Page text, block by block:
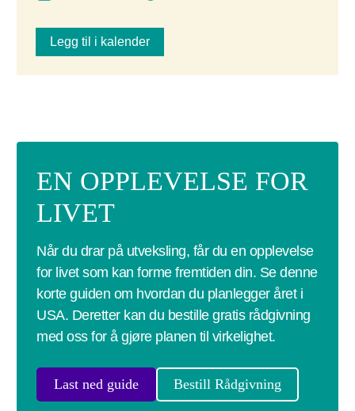
Legg til i kalender
EN OPPLEVELSE FOR
LIVET
Når du drar på utveksling, får du en opplevelse
for livet som kan forme fremtiden din. Se denne
korte guiden om hvordan du planlegger året i
USA. Deretter kan du bestille gratis rådgivning
med oss for å gjøre planen til virkelighet.
Last ned guide Bestill Rådgivning